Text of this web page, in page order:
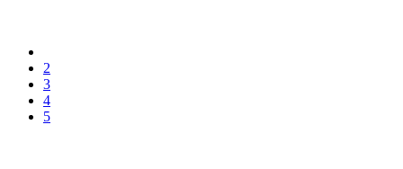
2
3
4
5